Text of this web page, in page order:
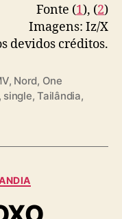
Fonte (1), (2)
Imagens: Iz/X
devidos créditos.
, Nord, One
, single,Tailândia,